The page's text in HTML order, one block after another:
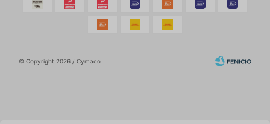
© Copyright 2026 / Cymaco